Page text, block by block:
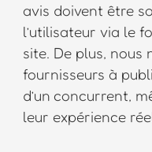
avis doivent être
l’utilisateur via le
site. De plus, nous
fournisseurs à
d’un concurrent,
leur expérience